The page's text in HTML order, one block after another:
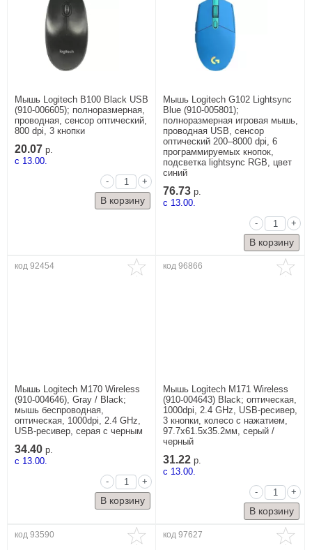
Мышь Logitech B100 Black USB
(910-006605); полноразмерная,
проводная, сенсор оптический,
800 dpi, 3 кнопки
20.07 р.
c 13.00.
-
+
Мышь Logitech G102 Lightsync
Blue (910-005801);
полноразмерная игровая мышь,
проводная USB, сенсор
оптический 200–8000 dpi, 6
программируемых кнопок,
подсветка lightsync RGB, цвет
синий
76.73 р.
c 13.00.
-
+
код 92454
Мышь Logitech M170 Wireless
(910-004646), Gray / Black;
мышь беспроводная,
оптическая, 1000dpi, 2.4 GHz,
USB-ресивер, серая с черным
34.40 р.
c 13.00.
-
+
код 96866
Мышь Logitech M171 Wireless
(910-004643) Black; оптическая,
1000dpi, 2.4 GHz, USB-ресивер,
3 кнопки, колесо с нажатием,
97.7x61.5x35.2мм, серый /
черный
31.22 р.
c 13.00.
-
+
код 93590 код 97627